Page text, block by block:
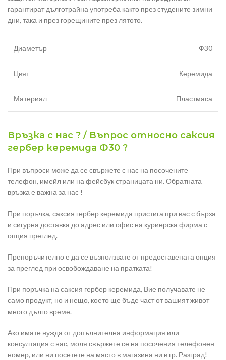
гарантират дълготрайна употреба както през студените зимни
дни, така и през горещините през лятото.
Диаметър Ф30
Цвят Керемида
Материал Пластмаса
Връзка с нас ? / Въпрос относно саксия
гербер керемида Ф30 ?
При въпроси може да се свържете с нас на посочените
телефон, имейл или на фейсбук страницата ни. Обратната
връзка е важна за нас !
При поръчка, саксия гербер керемида пристига при вас с бърза
и сигурна доставка до адрес или офис на куриерска фирма с
опция преглед.
Препоръчително е да се възползвате от предоставената опция
за преглед при освобождаване на пратката!
При поръчка на саксия гербер керемида, Вие получавате не
само продукт, но и нещо, което ще бъде част от вашият живот
много дълго време.
Ако имате нужда от допълнителна информация или
консултация с нас, моля свържете се на посочения телефонен
номер, или ни посетете на място в магазина ни в гр. Разград!